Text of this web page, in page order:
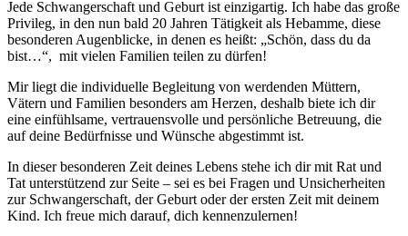
Jede Schwangerschaft und Geburt ist einzigartig. Ich habe das große
Privileg, in den nun bald 20 Jahren Tätigkeit als Hebamme, diese
besonderen Augenblicke, in denen es heißt: „Schön, dass du da
bist…“, mit vielen Familien teilen zu dürfen!
Mir liegt die individuelle Begleitung von werdenden Müttern,
Vätern und Familien besonders am Herzen, deshalb biete ich dir
eine einfühlsame, vertrauensvolle und persönliche Betreuung, die
auf deine Bedürfnisse und Wünsche abgestimmt ist.
In dieser besonderen Zeit deines Lebens stehe ich dir mit Rat und
Tat unterstützend zur Seite – sei es bei Fragen und Unsicherheiten
zur Schwangerschaft, der Geburt oder der ersten Zeit mit deinem
Kind. Ich freue mich darauf, dich kennenzulernen!